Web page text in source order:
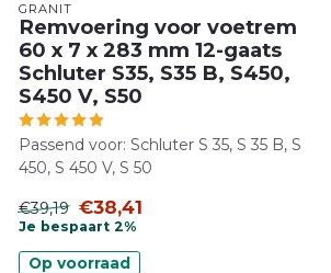
GRANIT
Remvoering voor voetrem
60 x 7 x 283 mm 12-gaats
Schluter S35, S35 B, S450,
S450 V, S50
Passend voor: Schluter S 35, S 35 B, S
450, S 450 V, S 50
€39,19 €38,41
Je bespaart 2%
Op voorraad